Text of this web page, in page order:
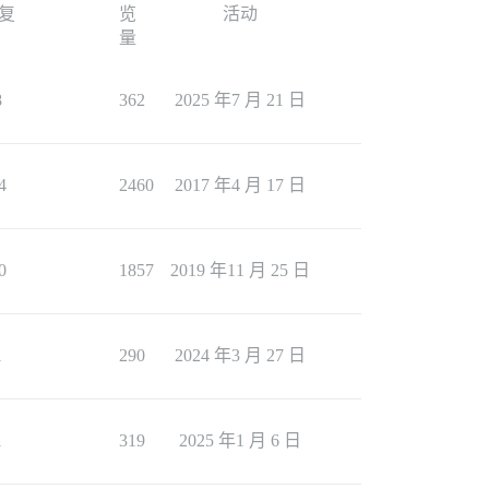
览
量
活动
362 2025 年7 月 21 日
2460 2017 年4 月 17 日
1857 2019 年11 月 25 日
290 2024 年3 月 27 日
319 2025 年1 月 6 日